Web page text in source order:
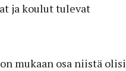
ja koulut tulevat
mukaan osa niistä olisi